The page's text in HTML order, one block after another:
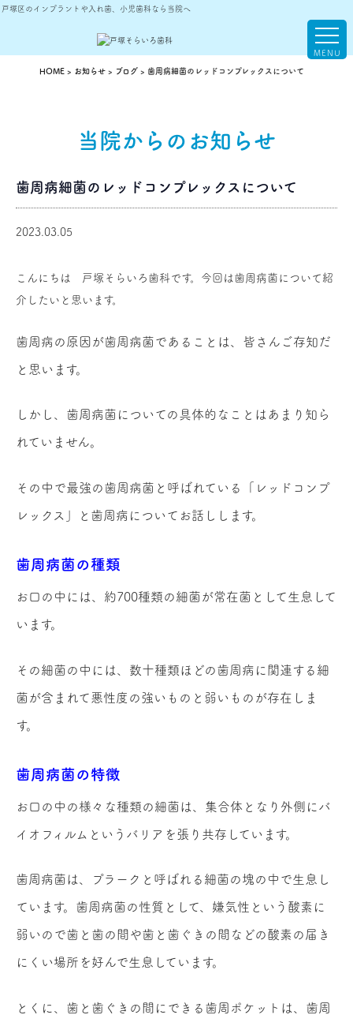
戸塚区のインプラントや入れ歯、小児歯科なら当院へ
院内設備 アクセス
HOME > お知らせ > ブログ > 歯周病細菌のレッドコンプレックスについて
当院からのお知らせ
歯周病細菌のレッドコンプレックスについて
2023.03.05
こんにちは 戸塚そらいろ歯科です。今回は歯周病菌について紹
介したいと思います。
歯周病の原因が歯周病菌であることは、皆さんご存知だ
と思います。
しかし、歯周病菌についての具体的なことはあまり知ら
れていません。
その中で最強の歯周病菌と呼ばれている「レッドコンプ
レックス」と歯周病についてお話しします。
歯周病菌の種類
お口の中には、約700種類の細菌が常在菌として生息して
います。
その細菌の中には、数十種類ほどの歯周病に関連する細
菌が含まれて悪性度の強いものと弱いものが存在しま
す。
歯周病菌の特徴
お口の中の様々な種類の細菌は、集合体となり外側にバ
イオフィルムというバリアを張り共存しています。
歯周病菌は、プラークと呼ばれる細菌の塊の中で生息し
ています。歯周病菌の性質として、嫌気性という酸素に
弱いので歯と歯の間や歯と歯ぐきの間などの酸素の届き
にくい場所を好んで生息しています。
とくに、歯と歯ぐきの間にできる歯周ポケットは、歯周